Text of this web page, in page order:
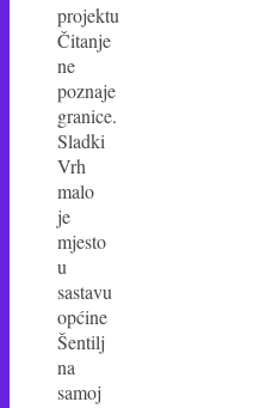
projektu
Čitanje
ne
poznaje
granice.
Sladki
Vrh
malo
je
mjesto
u
sastavu
općine
Šentilj
na
samoj